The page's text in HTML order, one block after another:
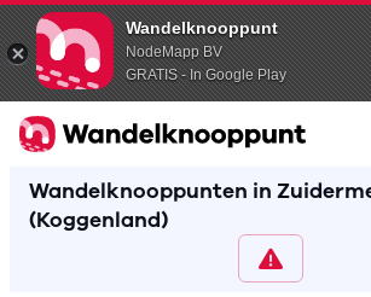
Wandelknooppunt
NodeMapp BV
GRATIS - In Google Play
Wandelknooppunten in
(Koggenland)